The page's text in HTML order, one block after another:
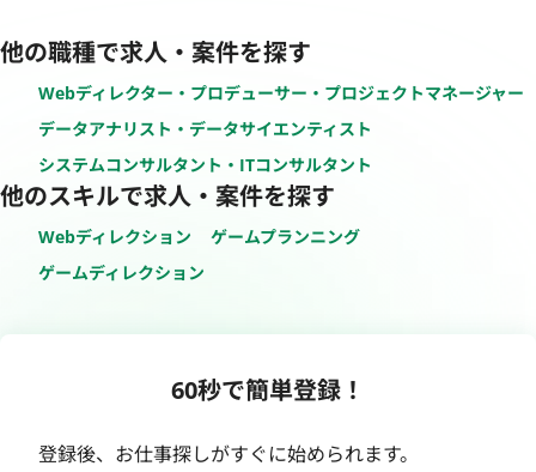
他の職種で求人・案件を探す
Webディレクター・プロデューサー・プロジェクトマネージャー
データアナリスト・データサイエンティスト
システムコンサルタント・ITコンサルタント
他のスキルで求人・案件を探す
Webディレクション
ゲームプランニング
ゲームディレクション
60秒で簡単登録！
登録後、お仕事探しがすぐに始められます。